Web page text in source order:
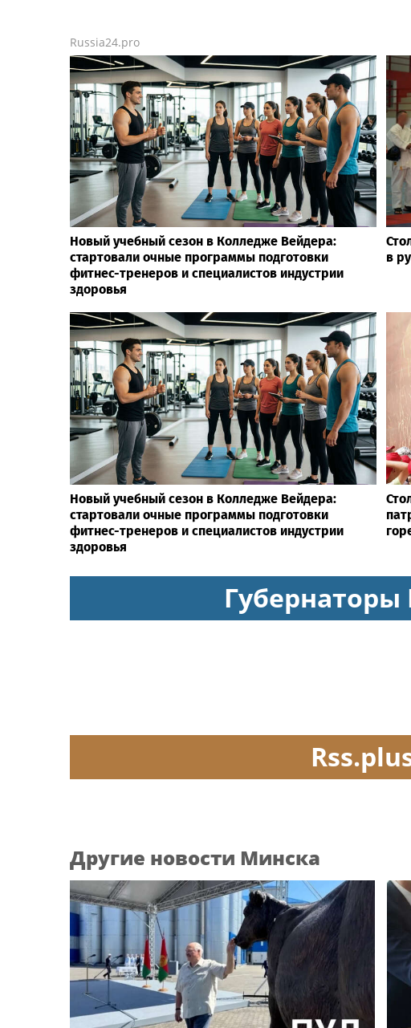
Russia24.pro
Новый учебный сезон в Колледже Вейдера:
стартовали очные программы подготовки
фитнес-тренеров и специалистов индустрии
здоровья
в
Новый учебный сезон в Колледже Вейдера:
стартовали очные программы подготовки
фитнес-тренеров и специалистов индустрии
здоровья
Губернаторы
Другие новости Минска